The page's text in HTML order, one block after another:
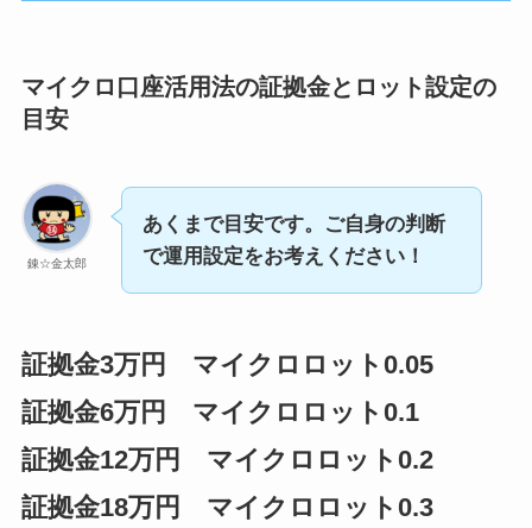
マイクロ口座活用法の証拠金とロット設定の
目安
錬☆金太郎
あくまで目安です。ご自身の判断
で運用設定をお考えください！
証拠金3万円 マイクロロット0.05
証拠金6万円 マイクロロット0.1
証拠金12万円 マイクロロット0.2
証拠金18万円 マイクロロット0.3